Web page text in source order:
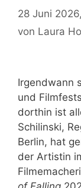
28 Juni
von Laura
Irgendwann
und
dorthin ist
Schilinski,
Berlin, hat
der Artistin